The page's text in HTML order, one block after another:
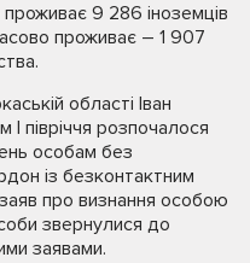
9 286 іноземців
проживає – 1 907
області Іван
півріччя розпочалося
особам без
із безконтактним
про визнання особою
звернулися до
заявами.